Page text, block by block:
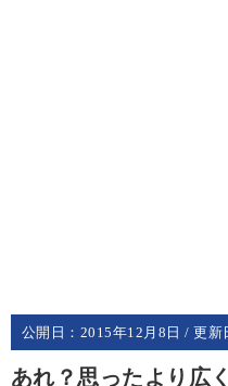
公開日： 2015年12月8日 / 更新
あれ？思ったより広